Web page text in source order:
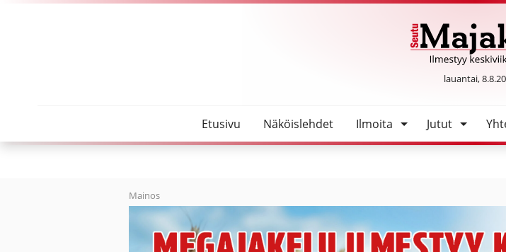
lauantai,
Etusivu Näköislehdet Ilmoita Jutut
Mainos